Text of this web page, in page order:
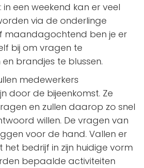
een weekend kan er veel
via de onderlinge
maandagochtend ben je er
bij om vragen te
brandjes te blussen.
medewerkers
door de bijeenkomst. Ze
en zullen daarop zo snel
willen. De vragen van
voor de hand. Vallen er
het bedrijf in zijn huidige vorm
bepaalde activiteiten